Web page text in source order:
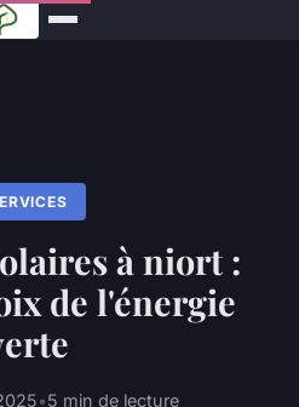
à niort :
de l'énergie
•5 min de lecture